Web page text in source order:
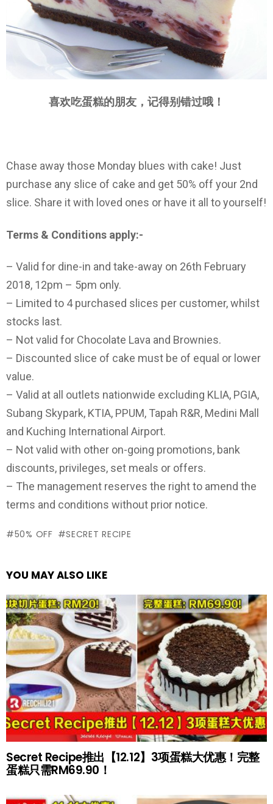
喜欢吃蛋糕的朋友，记得别错过哦！
Chase away those Monday blues with cake! Just
purchase any slice of cake and get 50% off your 2nd
slice. Share it with loved ones or have it all to yourself!
Terms & Conditions apply:-
– Valid for dine-in and take-away on 26th February
2018, 12pm – 5pm only.
– Limited to 4 purchased slices per customer, whilst
stocks last.
– Not valid for Chocolate Lava and Brownies.
– Discounted slice of cake must be of equal or lower
value.
– Valid at all outlets nationwide excluding KLIA, PGIA,
Subang Skypark, KTIA, PPUM, Tapah R&R, Medini Mall
and Kuching International Airport.
– Not valid with other on-going promotions, bank
discounts, privileges, set meals or offers.
– The management reserves the right to amend the
terms and conditions without prior notice.
50% OFF SECRET RECIPE
YOU MAY ALSO LIKE
Secret Recipe推出【12.12】3项蛋糕大优惠！完整
蛋糕只需RM69.90！